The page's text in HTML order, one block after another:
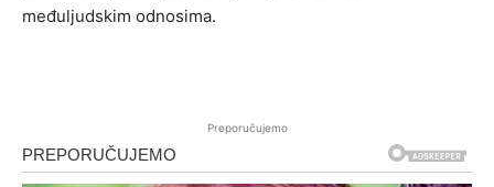
međuljudskim odnosima.
Preporučujemo